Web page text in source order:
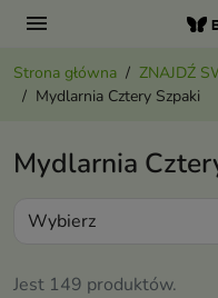
menu
Strona główna ZNAJDŹ
Mydlarnia Cztery Szpaki
Mydlarnia
Jest 149 produktów.
Wybierz